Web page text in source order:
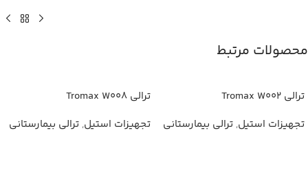
محصولات مرتبط
ترالی Tromax W002
تجهیزات استیل, ترالی بیمارستانی
ترالی Tromax W008
تجهیزات استیل, ترالی بیمارستانی